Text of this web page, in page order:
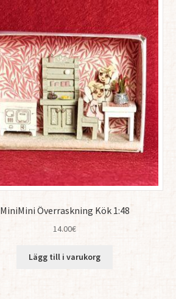
MiniMini Överraskning Kök 1:48
14.00€
Lägg till i varukorg